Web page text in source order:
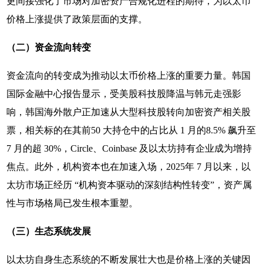
价格上涨提供了政策层面的支撑。
（二）资金流向转变
资金流向的转变成为推动以太币价格上涨的重要力量。韩国
国际金融中心报告显示，受美股科技股降温与韩元走强影
响，韩国海外散户正加速从大型科技股转向加密资产相关股
票，相关标的在其前50 大持仓中的占比从 1 月的8.5% 飙升至
7 月的超 30%，Circle、Coinbase 及以太坊持有企业成为增持
焦点。此外，机构资本也在加速入场，2025年 7 月以来，以
太坊市场正经历 “机构资本驱动的深刻结构性转变”，资产属
性与市场格局已发生根本重塑。
（三）生态系统发展
以太坊自身生态系统的不断发展壮大也是价格上涨的关键因